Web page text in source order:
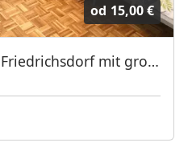
od 15,00 €
3-Zimmer Wohnung Friedrichsdorf mit großem Balkon TV's